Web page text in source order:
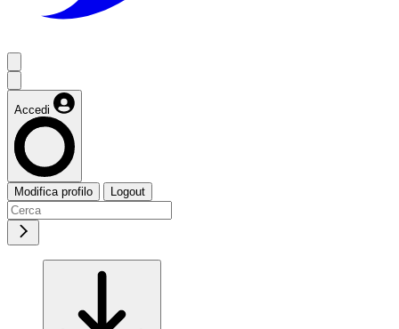
Accedi
Modifica profilo Logout